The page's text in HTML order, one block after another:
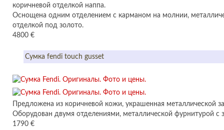
коричневой отделкой наппа.
Оснощена одним отделением с карманом на молнии,
отделкой под золото.
4800 €
Сумка fendi touch gusset
Предложена из коричневой кожи, украшенная металлической
Оборудован двумя отделениями, металлической фурнитурой с
1790 €